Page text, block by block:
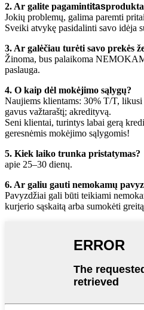
2. Ar galite pagamintitas
Jokių problemų, galima paremti
Sveiki atvykę pasidalinti savo idėja
3. Ar galėčiau turėti savo prekės
Žinoma, bus palaikoma
paslauga.
4. O kaip dėl mokėjimo sąlygų?
Naujiems klientams: 30% T/T, likusi
gavus važtaraštį; akredityvą.
Seni klientai, turintys labai gerą
geresnėmis mokėjimo sąlygomis!
5. Kiek laiko trunka pristatymas?
apie 25–30 dienų.
6. Ar galiu gauti nemokamų
Pavyzdžiai gali būti teikiami
kurjerio sąskaitą arba sumokėti